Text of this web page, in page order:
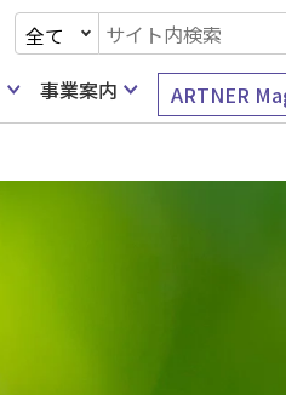
文書種別を選択
検索キーワード入力
事業案内 ARTNER